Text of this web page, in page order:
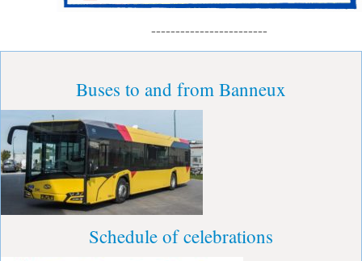
------------------------
Buses to and from Banneux
Schedule of celebrations